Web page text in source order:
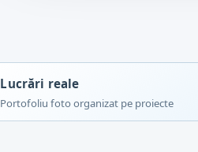
Lucrări reale
Portofoliu foto organizat pe proiecte